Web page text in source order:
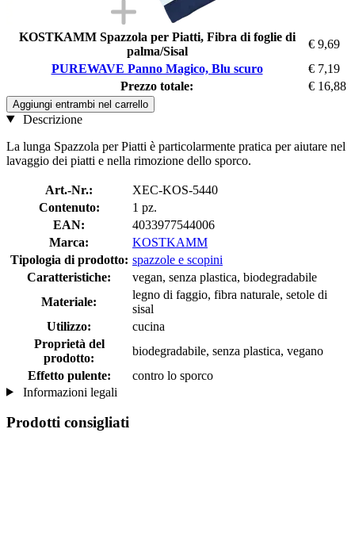
KOSTKAMM Spazzola per Piatti, Fibra di foglie di
palma/Sisal
€ 9,69
PUREWAVE Panno Magico, Blu scuro
€ 7,19
Prezzo totale:
€ 16,88
Aggiungi entrambi nel carrello
Descrizione
La lunga Spazzola per Piatti è particolarmente pratica per aiutare nel
lavaggio dei piatti e nella rimozione dello sporco.
Art.-Nr.:
XEC-KOS-5440
Contenuto:
1 pz.
EAN:
4033977544006
Marca:
KOSTKAMM
Tipologia di prodotto: spazzole e scopini
Caratteristiche:
vegan, senza plastica, biodegradabile
Materiale:
legno di faggio, fibra naturale, setole di
sisal
Utilizzo:
cucina
Proprietà del
prodotto:
biodegradabile, senza plastica, vegano
Effetto pulente:
contro lo sporco
Informazioni legali
Prodotti consigliati